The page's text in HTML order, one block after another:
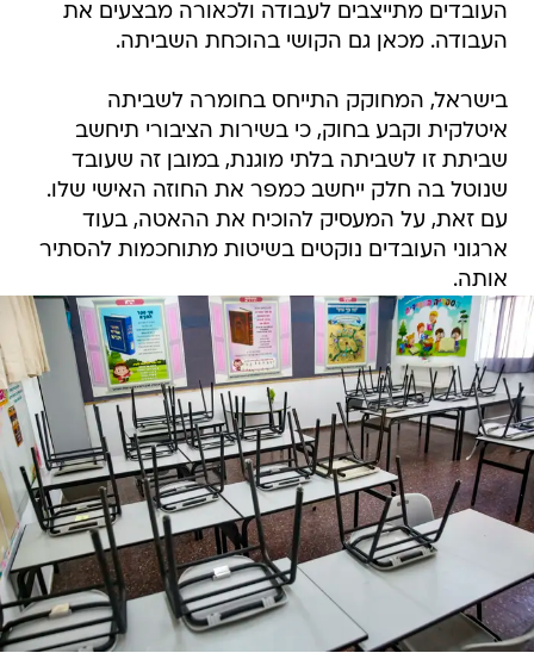
העובדים מתייצבים לעבודה ולכאורה מבצעים את
העבודה. מכאן גם הקושי בהוכחת השביתה.
בישראל, המחוקק התייחס בחומרה לשביתה
איטלקית וקבע בחוק, כי בשירות הציבורי תיחשב
שביתת זו לשביתה בלתי מוגנת, במובן זה שעובד
שנוטל בה חלק ייחשב כמפר את החוזה האישי שלו.
עם זאת, על המעסיק להוכיח את ההאטה, בעוד
ארגוני העובדים נוקטים בשיטות מתוחכמות להסתיר
אותה.